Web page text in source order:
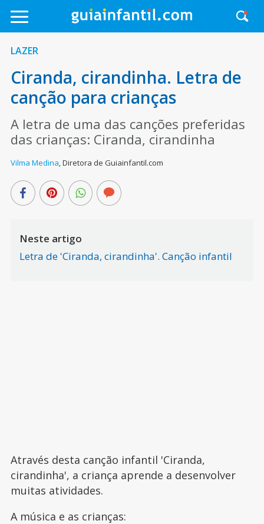
LAZER
Ciranda, cirandinha. Letra de
canção para crianças
A letra de uma das canções preferidas
das crianças: Ciranda, cirandinha
Vilma Medina,Diretora de Guiainfantil.com
Neste artigo
Letra de 'Ciranda, cirandinha'. Canção infantil
Através desta canção infantil 'Ciranda,
cirandinha', a criança aprende a desenvolver
muitas atividades.
A música e as crianças: